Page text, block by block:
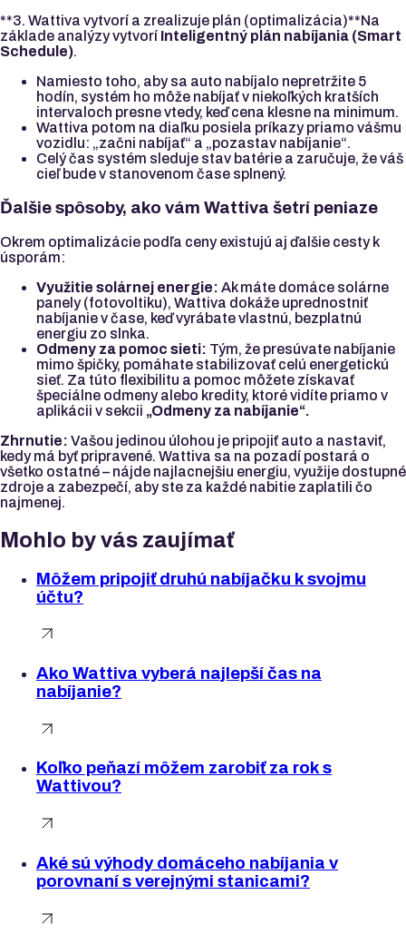
**3. Wattiva vytvorí a zrealizuje plán (optimalizácia)**Na
základe analýzy vytvorí Inteligentný plán nabíjania (Smart
Schedule).
Namiesto toho, aby sa auto nabíjalo nepretržite 5
hodín, systém ho môže nabíjať v niekoľkých kratších
intervaloch presne vtedy, keď cena klesne na minimum.
Wattiva potom na diaľku posiela príkazy priamo vášmu
vozidlu: „začni nabíjať“ a „pozastav nabíjanie“.
Celý čas systém sleduje stav batérie a zaručuje, že váš
cieľ bude v stanovenom čase splnený.
Ďalšie spôsoby, ako vám Wattiva šetrí peniaze
Okrem optimalizácie podľa ceny existujú aj ďalšie cesty k
úsporám:
Využitie solárnej energie: Ak máte domáce solárne
panely (fotovoltiku), Wattiva dokáže uprednostniť
nabíjanie v čase, keď vyrábate vlastnú, bezplatnú
energiu zo slnka.
Odmeny za pomoc sieti: Tým, že presúvate nabíjanie
mimo špičky, pomáhate stabilizovať celú energetickú
sieť. Za túto flexibilitu a pomoc môžete získavať
špeciálne odmeny alebo kredity, ktoré vidíte priamo v
aplikácii v sekcii „Odmeny za nabíjanie“.
Zhrnutie: Vašou jedinou úlohou je pripojiť auto a nastaviť,
kedy má byť pripravené. Wattiva sa na pozadí postará o
všetko ostatné – nájde najlacnejšiu energiu, využije dostupné
zdroje a zabezpečí, aby ste za každé nabitie zaplatili čo
najmenej.
Mohlo by vás zaujímať
Môžem pripojiť druhú nabíjačku k svojmu
účtu?
Ako Wattiva vyberá najlepší čas na
nabíjanie?
Koľko peňazí môžem zarobiť za rok s
Wattivou?
Aké sú výhody domáceho nabíjania v
porovnaní s verejnými stanicami?